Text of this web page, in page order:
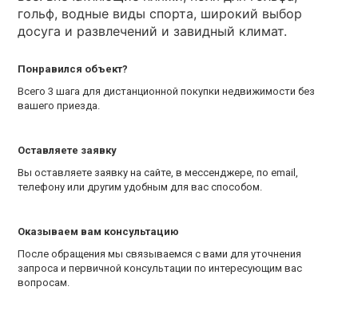
гольф, водные виды спорта, широкий выбор
досуга и развлечений и завидный климат.
Понравился объект?
Всего 3 шага для дистанционной покупки недвижимости без
вашего приезда.
Оставляете заявку
Вы оставляете заявку на сайте, в мессенджере, по email,
телефону или другим удобным для вас способом.
Оказываем вам консультацию
После обращения мы связываемся с вами для уточнения
запроса и первичной консультации по интересующим вас
вопросам.